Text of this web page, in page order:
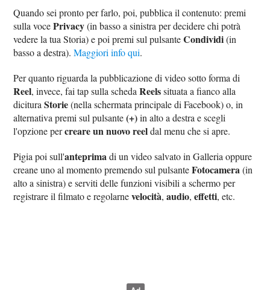
Quando sei pronto per farlo, poi, pubblica il contenuto: premi
sulla vocePrivacy(in basso a sinistra per decidere chi potrà
vedere la tua Storia) e poi premi sul pulsanteCondividi(in
basso a destra).Maggiori info qui.
Per quanto riguarda la pubblicazione di video sotto forma di
Reel, invece, fai tap sulla schedaReelssituata a fianco alla
dicituraStorie(nella schermata principale di Facebook) o, in
alternativa premi sul pulsante‌(+)in alto a destra e scegli
l'opzione percreare un nuovo reeldal menu che si apre.
Pigia poi sull'anteprimadi un video salvato in Galleria oppure
creane uno al momento premendo sul pulsanteFotocamera(in
alto a sinistra) e serviti delle funzioni visibili a schermo per
registrare il filmato e regolarnevelocità,audio,effetti, etc.